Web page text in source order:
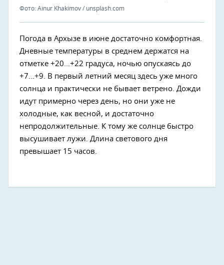
Фото: Ainur Khakimov / unsplash.com
Погода в Архызе в июне достаточно комфортная.
Дневные температуры в среднем держатся на
отметке +20…+22 градуса, ночью опускаясь до
+7…+9. В первый летний месяц здесь уже много
солнца и практически не бывает ветрено. Дожди
идут примерно через день, но они уже не
холодные, как весной, и достаточно
непродолжительные. К тому же солнце быстро
высушивает лужи. Длина светового дня
превышает 15 часов.